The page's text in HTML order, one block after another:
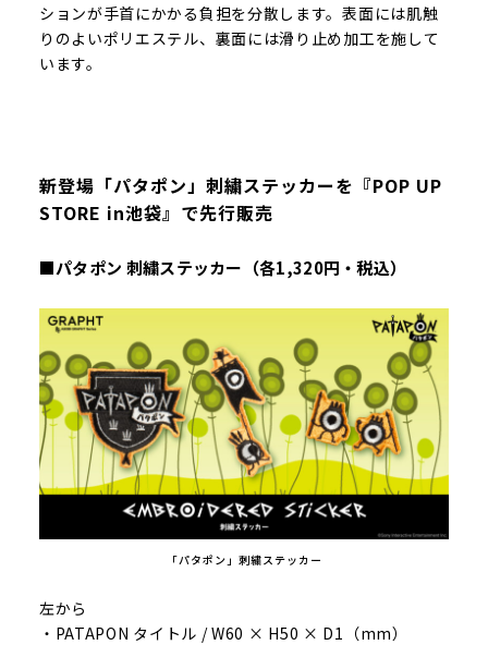
ションが手首にかかる負担を分散します。表面には肌触
りのよいポリエステル、裏面には滑り止め加工を施して
います。
新登場「パタポン」刺繍ステッカーを『POP UP
STORE in池袋』で先行販売
■パタポン 刺繍ステッカー（各1,320円・税込）
「パタポン」刺繍ステッカー
左から
・PATAPON タイトル / W60 × H50 × D1（mm）